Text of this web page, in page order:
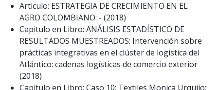
Articulo: ESTRATEGIA DE CRECIMIENTO EN EL
AGRO COLOMBIANO: - (2018)
Capitulo en Libro: ANÁLISIS ESTADÍSTICO DE
RESULTADOS MUESTREADOS: Intervención sobre
prácticas integrativas en el clúster de logística del
Atlántico: cadenas logísticas de comercio exterior
(2018)
Capitulo en Libro: Caso 10: Textiles Monica Urquijo: